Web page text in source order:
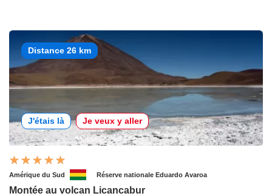
Distance 26 km
J'étais là Je veux y aller
Amérique du Sud Réserve nationale Eduardo Avaroa
Montée au volcan Licancabur